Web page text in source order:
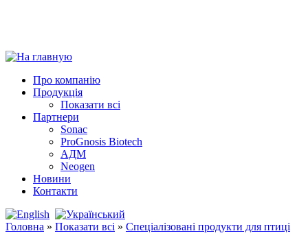
Про компанію
Продукція
Показати всі
Партнери
Sonac
ProGnosis Biotech
АДМ
Neogen
Новини
Контакти
Головна » Показати всі » Спеціалізовані продукти для птиці